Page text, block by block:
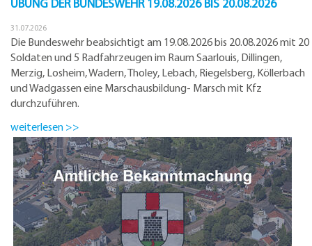
31.07.2026
Die Bundeswehr beabsichtigt am 19.08.2026 bis 20.08.2026 mit 20
Soldaten und 5 Radfahrzeugen im Raum Saarlouis, Dillingen,
Merzig, Losheim, Wadern, Tholey, Lebach, Riegelsberg, Köllerbach
und Wadgassen eine Marschausbildung- Marsch mit Kfz
durchzuführen.
weiterlesen >>